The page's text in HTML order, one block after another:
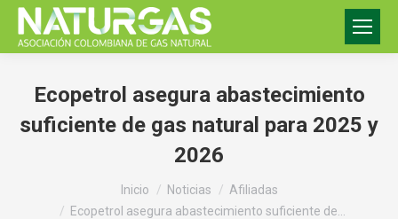
Ecopetrol asegura abastecimiento
suficiente de gas natural para 2025 y
2026
Inicio Noticias
Afiliadas
Ecopetrol asegura abastecimiento suficiente de…